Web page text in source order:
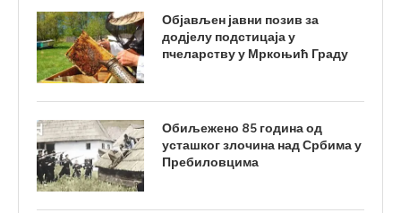
Објављен јавни позив за
додјелу подстицаја у
пчеларству у Мркоњић Граду
Обиљежено 85 година од
усташког злочина над Србима у
Пребиловцима